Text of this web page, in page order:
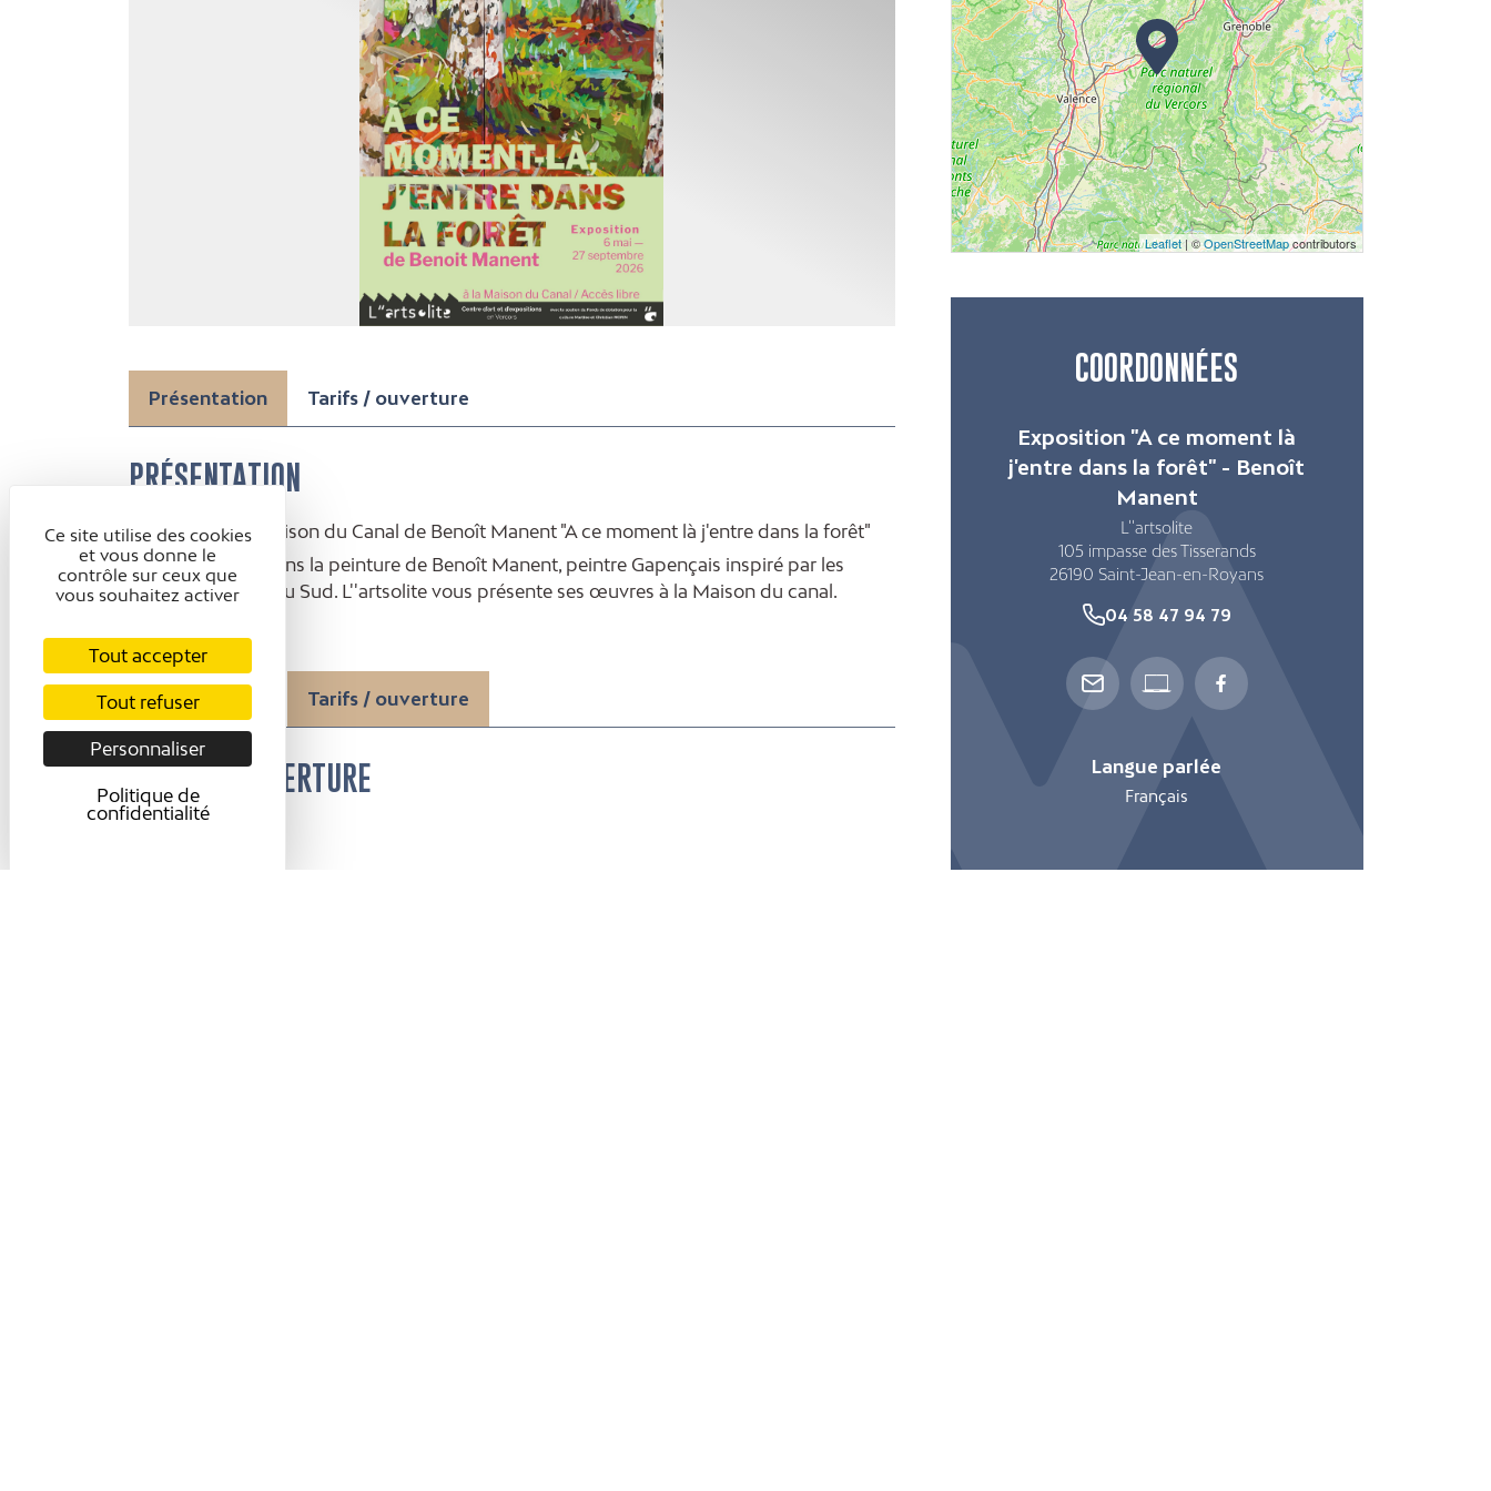
Présentation Tarifs / ouverture
PRÉSENTATION
Exposition à la Maison du Canal de Benoît Manent "A ce moment là j'entre dans la forêt"
Immergez vous dans la peinture de Benoît Manent, peintre Gapençais inspiré par les
forêts des Alpes du Sud. L''artsolite vous présente ses œuvres à la Maison du canal.
Présentation Tarifs / ouverture
TARIFS / OUVERTURE
Leaflet| ©OpenStreetMapcontributors
COORDONNÉES
Exposition "A ce moment là
j'entre dans la forêt" - Benoît
Manent
L''artsolite
105 impasse des Tisserands
26190 Saint-Jean-en-Royans
04 58 47 94 79
Langue parlée
Français
Ce site utilise des cookies
et vous donne le
contrôle sur ceux que
vous souhaitez activer
Tout accepter
Tout refuser
Personnaliser
Politique de
confidentialité